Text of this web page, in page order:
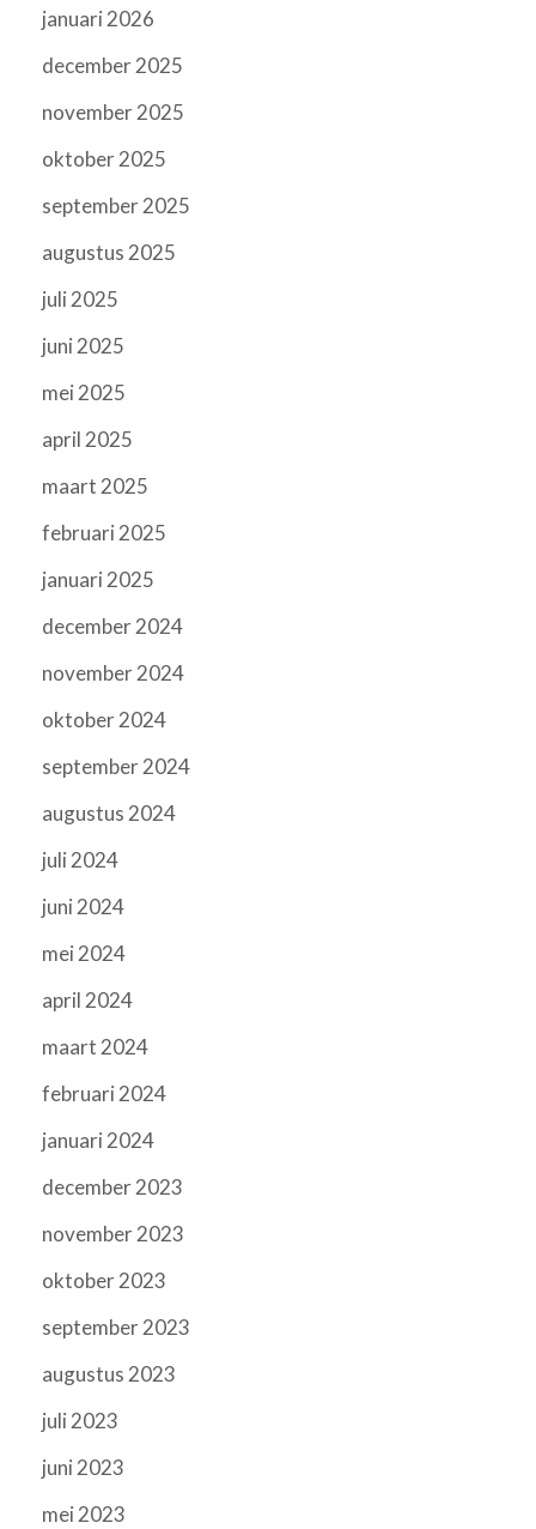
januari 2026
december 2025
november 2025
oktober 2025
september 2025
augustus 2025
juli 2025
juni 2025
mei 2025
april 2025
maart 2025
februari 2025
januari 2025
december 2024
november 2024
oktober 2024
september 2024
augustus 2024
juli 2024
juni 2024
mei 2024
april 2024
maart 2024
februari 2024
januari 2024
december 2023
november 2023
oktober 2023
september 2023
augustus 2023
juli 2023
juni 2023
mei 2023